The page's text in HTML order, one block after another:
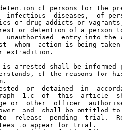
of persons for the
infectious  diseases,  of
or drug addicts or
or detention of a person
unauthorised  entry into the
whom  action is being
extradition.
is arrested shall be informed
of the reasons for
or  detained  in
1.c  of  this  article
or  other  officer
and  shall be entitled
release  pending  trial.
to appear for trial.